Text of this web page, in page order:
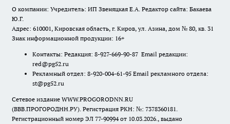
О компании: Учредитель: ИП Звеняцкая Е.А. Редактор сайта: Бакаева
Ю.Г.
Адрес: 610001, Кировская область, г. Киров, ул. Азина, дом № 80, кв. 31
Знак информационной продукции: 16+
Контакты: Редакция: 8-927-669-90-87 Email редакции:
red@pg52.ru
Рекламный отдел: 8-920-004-61-95 Email рекламного отдела:
st@pg52.ru
Сетевое издание WWW.PROGORODNN.RU
(ВВВ.ПРОГОРОДНН.РУ). Регистрация РКН: №: 7378360181.
Регистрационный номер ЭЛ 77-90994 от 10.03.2026., выдано